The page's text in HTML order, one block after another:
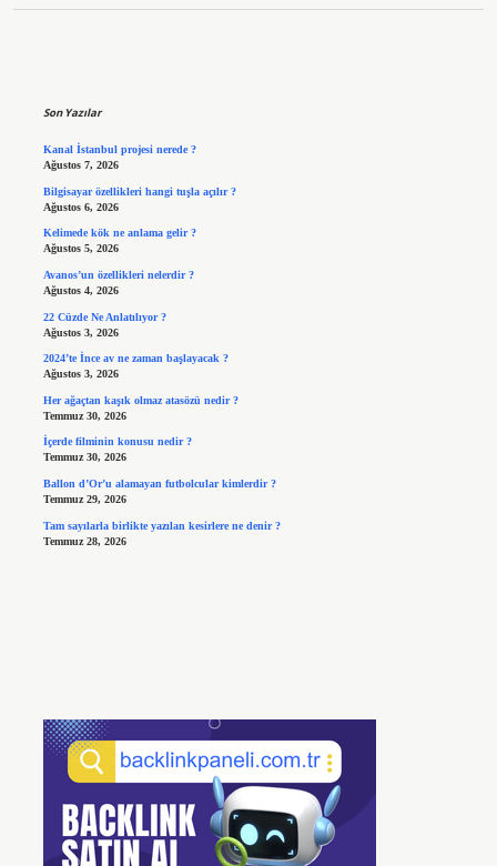
Son Yazılar
Kanal İstanbul projesi nerede ?
Ağustos 7, 2026
Bilgisayar özellikleri hangi tuşla açılır ?
Ağustos 6, 2026
Kelimede kök ne anlama gelir ?
Ağustos 5, 2026
Avanos’un özellikleri nelerdir ?
Ağustos 4, 2026
22 Cüzde Ne Anlatılıyor ?
Ağustos 3, 2026
2024’te İnce av ne zaman başlayacak ?
Ağustos 3, 2026
Her ağaçtan kaşık olmaz atasözü nedir ?
Temmuz 30, 2026
İçerde filminin konusu nedir ?
Temmuz 30, 2026
Ballon d’Or’u alamayan futbolcular kimlerdir ?
Temmuz 29, 2026
Tam sayılarla birlikte yazılan kesirlere ne denir ?
Temmuz 28, 2026